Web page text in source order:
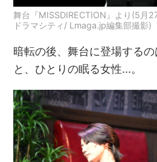
舞台『MISSDIRECTION』より(5月
ドラマシティ/ Lmaga.jp編集部撮影)
暗転の後、舞台に登場する
と、ひとりの眠る女性…。